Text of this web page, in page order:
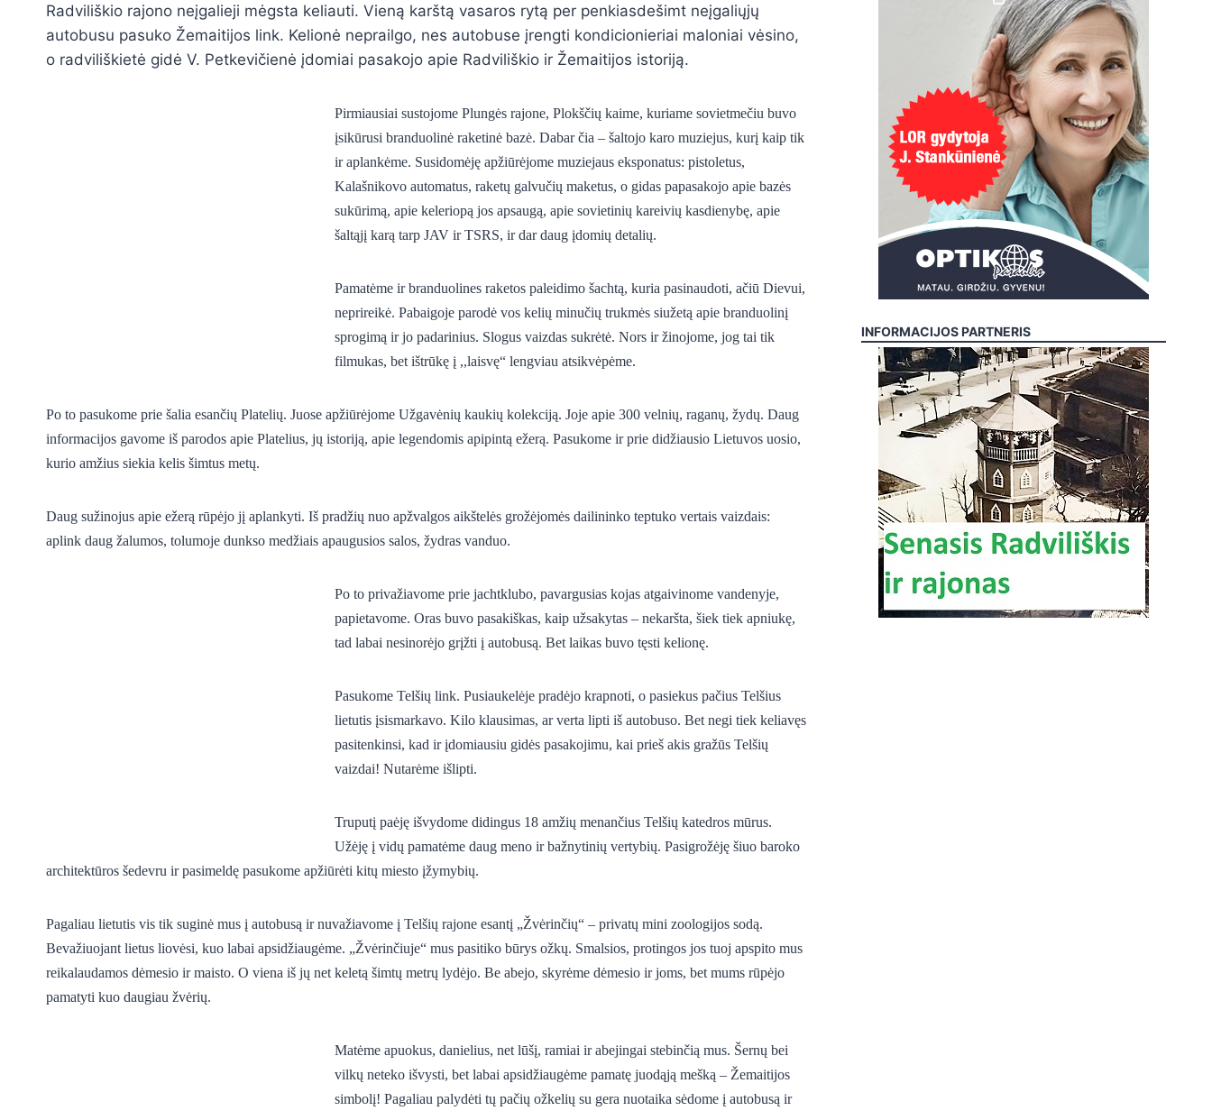
c
e
at
s
er e
gr
s
s
ar
e
Radviliškio rajono neįgalieji mėgsta keliauti. Vieną karštą vasaros rytą per penkiasdešimt neįgaliųjų
autobusu pasuko Žemaitijos link. Kelionė neprailgo, nes autobuse įrengti kondicionieriai maloniai vėsino,
o radviliškietė gidė V. Petkevičienė įdomiai pasakojo apie Radviliškio ir Žemaitijos istoriją.
Pirmiausiai sustojome Plungės rajone, Plokščių kaime, kuriame sovietmečiu buvo
įsikūrusi branduolinė raketinė bazė. Dabar čia – šaltojo karo muziejus, kurį kaip tik
ir aplankėme. Susidomėję apžiūrėjome muziejaus eksponatus: pistoletus,
Kalašnikovo automatus, raketų galvučių maketus, o gidas papasakojo apie bazės
sukūrimą, apie keleriopą jos apsaugą, apie sovietinių kareivių kasdienybę, apie
šaltąjį karą tarp JAV ir TSRS, ir dar daug įdomių detalių.
Pamatėme ir branduolines raketos paleidimo šachtą, kuria pasinaudoti, ačiū Dievui,
neprireikė. Pabaigoje parodė vos kelių minučių trukmės siužetą apie branduolinį
sprogimą ir jo padarinius. Slogus vaizdas sukrėtė. Nors ir žinojome, jog tai tik
filmukas, bet ištrūkę į ,,laisvę“ lengviau atsikvėpėme.
Po to pasukome prie šalia esančių Platelių. Juose apžiūrėjome Užgavėnių kaukių kolekciją. Joje apie 300 velnių, raganų, žydų. Daug
informacijos gavome iš parodos apie Platelius, jų istoriją, apie legendomis apipintą ežerą. Pasukome ir prie didžiausio Lietuvos uosio,
kurio amžius siekia kelis šimtus metų.
Daug sužinojus apie ežerą rūpėjo jį aplankyti. Iš pradžių nuo apžvalgos aikštelės grožėjomės dailininko teptuko vertais vaizdais:
aplink daug žalumos, tolumoje dunkso medžiais apaugusios salos, žydras vanduo.
Po to privažiavome prie jachtklubo, pavargusias kojas atgaivinome vandenyje,
papietavome. Oras buvo pasakiškas, kaip užsakytas – nekaršta, šiek tiek apniukę,
tad labai nesinorėjo grįžti į autobusą. Bet laikas buvo tęsti kelionę.
Pasukome Telšių link. Pusiaukelėje pradėjo krapnoti, o pasiekus pačius Telšius
lietutis įsismarkavo. Kilo klausimas, ar verta lipti iš autobuso. Bet negi tiek keliavęs
pasitenkinsi, kad ir įdomiausiu gidės pasakojimu, kai prieš akis gražūs Telšių
vaizdai! Nutarėme išlipti.
Truputį paėję išvydome didingus 18 amžių menančius Telšių katedros mūrus.
Užėję į vidų pamatėme daug meno ir bažnytinių vertybių. Pasigrožėję šiuo baroko
architektūros šedevru ir pasimeldę pasukome apžiūrėti kitų miesto įžymybių.
Pagaliau lietutis vis tik suginė mus į autobusą ir nuvažiavome į Telšių rajone esantį „Žvėrinčių“ – privatų mini zoologijos sodą.
Bevažiuojant lietus liovėsi, kuo labai apsidžiaugėme. „Žvėrinčiuje“ mus pasitiko būrys ožkų. Smalsios, protingos jos tuoj apspito mus
reikalaudamos dėmesio ir maisto. O viena iš jų net keletą šimtų metrų lydėjo. Be abejo, skyrėme dėmesio ir joms, bet mums rūpėjo
pamatyti kuo daugiau žvėrių.
Matėme apuokus, danielius, net lūšį, ramiai ir abejingai stebinčią mus. Šernų bei
vilkų neteko išvysti, bet labai apsidžiaugėme pamatę juodąją mešką – Žemaitijos
simbolį! Pagaliau palydėti tų pačių ožkelių su gera nuotaika sėdome į autobusą ir
INFORMACIJOS PARTNERIS